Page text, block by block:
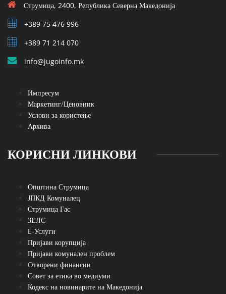
Струмица, 2400, Република Северна Македонија
+389 75 476 996
+389 71 214 070
info@jugoinfo.mk
Импресум
Маркетинг/Ценовник
Услови за користење
Архива
КОРИСНИ ЛИНКОВИ
Општина Струмица
ЈПКД Комуналец
Струмица Гас
ЗЕЛС
E-Услуги
Пријави корупција
Пријави комунален проблем
Oтворени финансии
Совет за етика во медиуми
Кодекс на новинарите на Македонија